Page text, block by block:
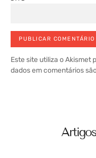
Este site utiliza o Akismet
dados em comentários